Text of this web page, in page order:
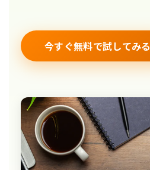
今すぐ無料で試してみる